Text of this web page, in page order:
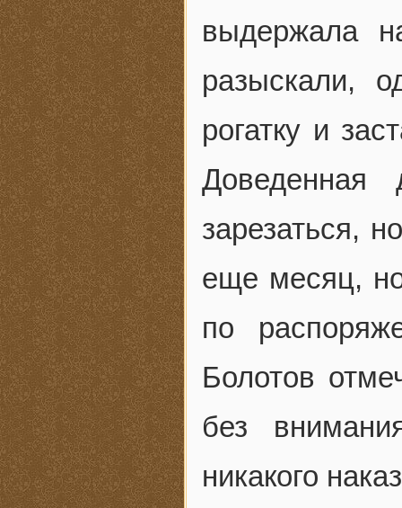
выдержала
разыскали,
рогатку и
Доведенная
зарезаться,
еще месяц,
по
Болотов
без
никакого